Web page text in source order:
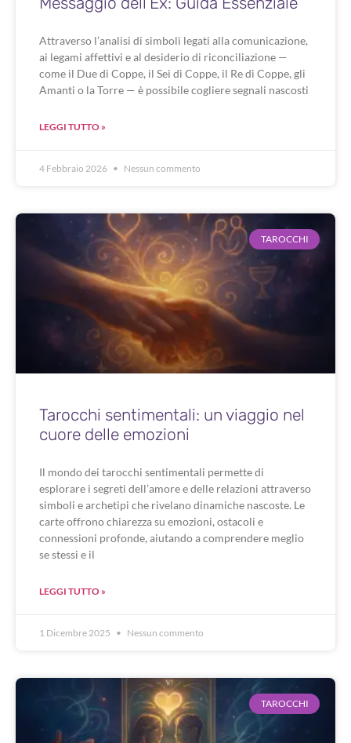
Attraverso l’analisi di simboli legati alla comunicazione,
ai legami affettivi e al desiderio di riconciliazione —
come il Due di Coppe, il Sei di Coppe, il Re di Coppe, gli
Amanti o la Torre — è possibile cogliere segnali nascosti
LEGGI TUTTO »
4 Febbraio 2026 Nessun commento
TAROCCHI
Tarocchi sentimentali: un viaggio nel
cuore delle emozioni
Il mondo dei tarocchi sentimentali permette di
esplorare i segreti dell’amore e delle relazioni attraverso
simboli e archetipi che rivelano dinamiche nascoste. Le
carte offrono chiarezza su emozioni, ostacoli e
connessioni profonde, aiutando a comprendere meglio
se stessi e il
LEGGI TUTTO »
1 Dicembre 2025 Nessun commento
TAROCCHI